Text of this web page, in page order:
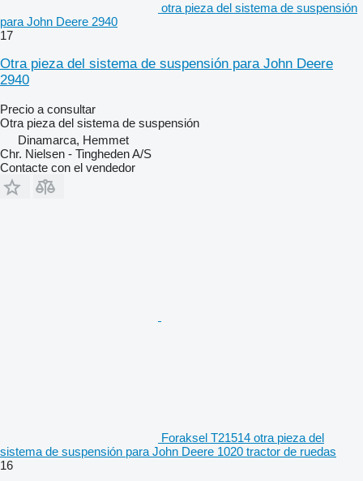
otra pieza del sistema de suspensión
para John Deere 2940
17
Otra pieza del sistema de suspensión para John Deere
2940
Precio a consultar
Otra pieza del sistema de suspensión
Dinamarca, Hemmet
Chr. Nielsen - Tingheden A/S
Contacte con el vendedor
Foraksel T21514 otra pieza del
sistema de suspensión para John Deere 1020 tractor de ruedas
16